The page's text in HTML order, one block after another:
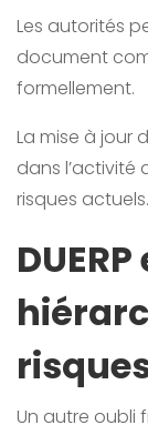
Les autorités
document
formellement.
La mise à jour
dans l’activité
risques actuels.
Un autre oubli